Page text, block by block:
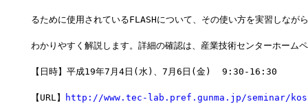
るために使用されているFLASHについて、その使い方を実習しなが
わかりやすく解説します。詳細の確認は、産業技術センターホーム
【日時】平成19年7月4日(水)、7月6日(金)  9:30-16:30
【URL】 http://www.tec-lab.pref.gunma.jp/seminar/